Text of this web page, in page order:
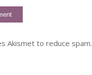
Akismet to reduce spam.